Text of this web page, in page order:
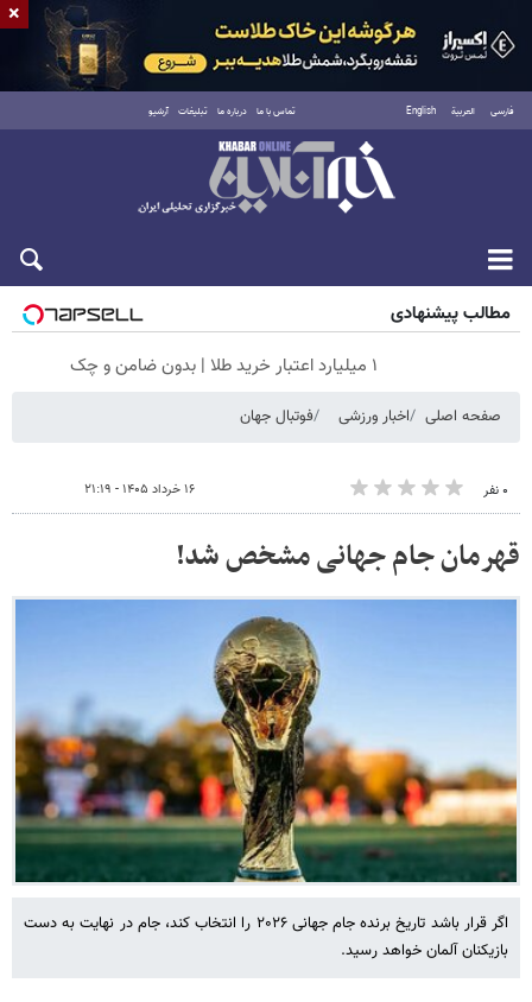
فارسی العربية English تماس با ما درباره ما تبلیغات آرشیو
جمعه ۱۶ مرداد ۱۴۰۵
مطالب پیشنهادی
۱ میلیارد اعتبار خرید طلا | بدون ضامن و چک
صفحه اصلی اخبار ورزشی فوتبال جهان
۰ نفر ۱۶ خرداد ۱۴۰۵ - ۲۱:۱۹
قهرمان جام جهانی مشخص شد!
اگر قرار باشد تاریخ برنده جام جهانی ۲۰۲۶ را انتخاب کند، جام در نهایت به دست
بازیکنان آلمان خواهد رسید.
×